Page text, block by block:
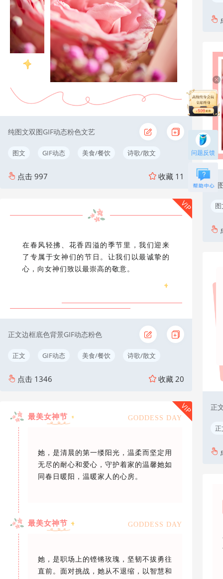
纯图文双图GIF动态粉色文艺
图文 GIF动态 美食/餐饮 诗歌/散文
点击 997 收藏 11
在春风轻拂、花香四溢的季节里，我们迎来
了专属于女神们的节日。让我们以最诚挚的
心，向女神们致以最崇高的敬意。
正文边框底色背景GIF动态粉色
正文 GIF动态 美食/餐饮 诗歌/散文
点击 1346 收藏 20
VIP
最美女神节 GODDESS DAY
她，是清晨的第一缕阳光，温柔而坚定用
无尽的耐心和爱心，守护着家的温馨她如
同春日暖阳，温暖家人的心房。
最美女神节 GODDESS DAY
她，是职场上的铿锵玫瑰，坚韧不拔勇往
直前。面对挑战，她从不退缩，以智慧和
VIP
纯
正
正
问题反馈